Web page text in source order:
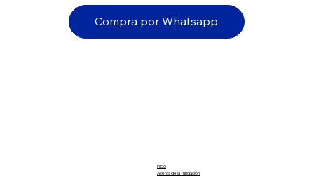
Compra por Whatsapp
Inicio
Acerca de la fundación